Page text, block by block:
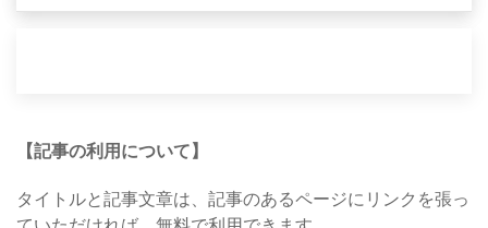
【記事の利用について】
タイトルと記事文章は、記事のあるページにリンクを張っ